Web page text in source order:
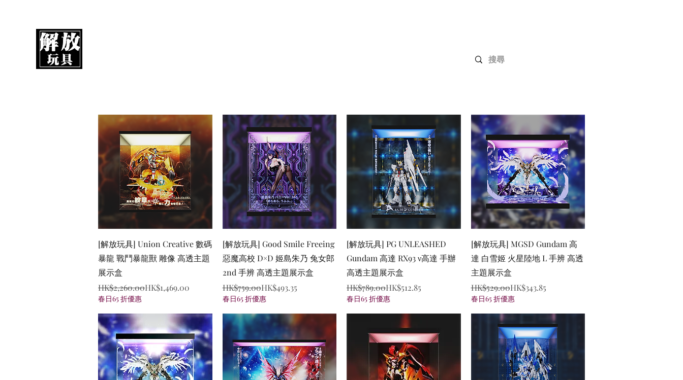
Quick View
[解放玩具] Union Creative 數碼
暴龍 戰鬥暴龍獸 雕像 高透主題
展示盒
Regular Price
HK$2,260.00
Sale Price HK$1,469.00
春日65 折優惠
Quick View
[解放玩具] Good Smile Freeing
惡魔高校 D×D 姬島朱乃 兔女郎
2nd 手辨 高透主題展示盒
Regular Price
HK$759.00
Sale Price HK$493.35
春日65 折優惠
Quick View
[解放玩具] PG UNLEASHED
Gundam 高達 RX93 ν高達 手辦
高透主題展示盒
Regular Price
HK$789.00
Sale Price HK$512.85
春日65 折優惠
Quick View
[解放玩具] MGSD Gundam 高
達 白雪姬 火星陸地 L 手辨 高透
主題展示盒
Regular Price
HK$529.00
Sale Price HK$343.85
春日65 折優惠